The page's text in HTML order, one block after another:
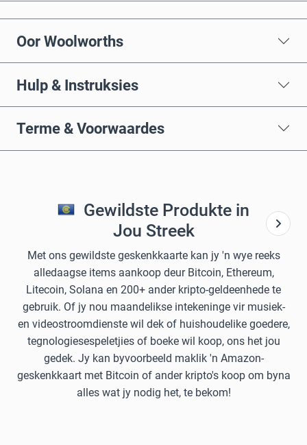
Oor Woolworths
Hulp & Instruksies
Terme & Voorwaardes
Gewildste Produkte in
Jou Streek
Met ons gewildste geskenkkaarte kan jy 'n wye reeks
alledaagse items aankoop deur Bitcoin, Ethereum,
Litecoin, Solana en 200+ ander kripto-geldeenhede te
gebruik. Of jy nou maandelikse intekeninge vir musiek-
en videostroomdienste wil dek of huishoudelike goedere,
tegnologiesespeletjies of boeke wil koop, ons het jou
gedek. Jy kan byvoorbeeld maklik 'n Amazon-
geskenkkaart met Bitcoin of ander kripto's koop om byna
alles wat jy nodig het, te bekom!